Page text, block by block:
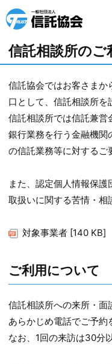
託
協
会
信託相談所のご
信託協会ではお客さまか
口として、信託相談所を
信託相談所では信託兼営
銀行業務を行う金融機関
の信託業務等に対するご
また、認定個人情報保
取扱いに関する苦情・相
対象事業者 [140 KB]
ご利用について
信託相談所への来所・面
あらかじめ電話でご予約
なお、1回の来訪は30分